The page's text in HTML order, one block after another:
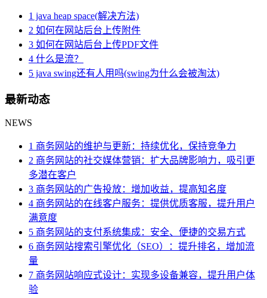
1 java heap space(解决方法)
2 如何在网站后台上传附件
3 如何在网站后台上传PDF文件
4 什么是流？
5 java swing还有人用吗(swing为什么会被淘汰)
最新动态
NEWS
1 商务网站的维护与更新：持续优化，保持竞争力
2 商务网站的社交媒体营销：扩大品牌影响力，吸引更
多潜在客户
3 商务网站的广告投放：增加收益，提高知名度
4 商务网站的在线客户服务：提供优质客服，提升用户
满意度
5 商务网站的支付系统集成：安全、便捷的交易方式
6 商务网站搜索引擎优化（SEO）：提升排名，增加流
量
7 商务网站响应式设计：实现多设备兼容，提升用户体
验